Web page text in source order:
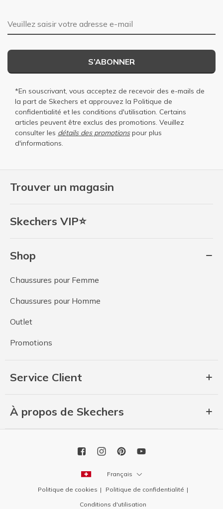
Trouver un magasin
Skechers VIP⭐
Shop
Chaussures pour Femme
Chaussures pour Homme
Outlet
Promotions
Service Client
À propos de Skechers
Adresse e-mail
S’ABONNER
*En souscrivant, vous acceptez de recevoir des e-mails de
la part de Skechers et approuvez la Politique de
confidentialité et les conditions d'utilisation. Certains
articles peuvent être exclus des promotions. Veuillez
consulter les détails des promotionspour plus
d'informations.
Français
Politique de cookies
Politique de confidentialité
Conditions d'utilisation